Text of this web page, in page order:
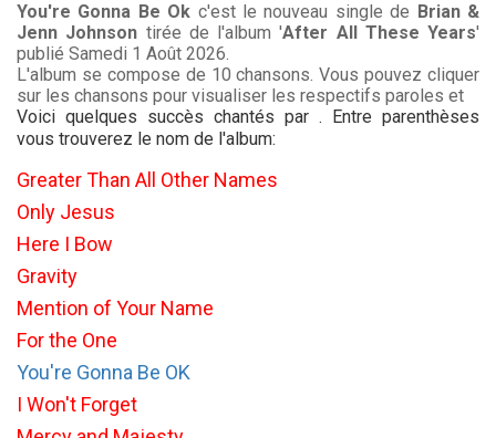
You're Gonna Be Ok c'est le nouveau single de Brian &
Jenn Johnson tirée de l'album 'After All These Years'
publié Samedi 1 Août 2026.
L'album se compose de 10 chansons. Vous pouvez cliquer
sur les chansons pour visualiser les respectifs paroles et
Voici quelques succès chantés par . Entre parenthèses
vous trouverez le nom de l'album:
Greater Than All Other Names
Only Jesus
Here I Bow
Gravity
Mention of Your Name
For the One
You're Gonna Be OK
I Won't Forget